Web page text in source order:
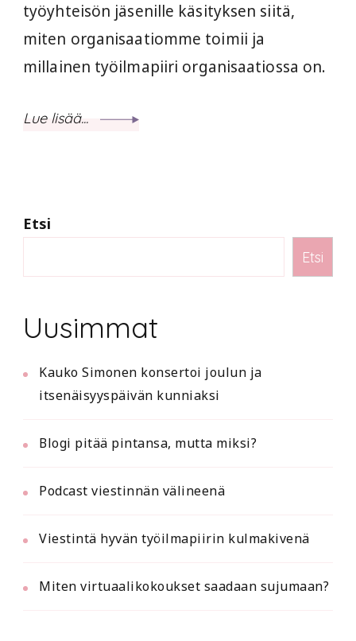
työyhteisön jäsenille käsityksen siitä,
miten organisaatiomme toimii ja
millainen työilmapiiri organisaatiossa on.
Lue lisää...
Etsi
Etsi
Uusimmat
Kauko Simonen konsertoi joulun ja
itsenäisyyspäivän kunniaksi
Blogi pitää pintansa, mutta miksi?
Podcast viestinnän välineenä
Viestintä hyvän työilmapiirin kulmakivenä
Miten virtuaalikokoukset saadaan sujumaan?